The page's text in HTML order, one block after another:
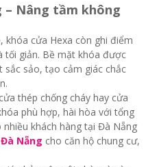
– Nâng tầm không
khóa cửa Hexa còn ghi điểm
tối giản. Bề mặt khóa được
sảo, tạo cảm giác chắc
thép chống cháy hay cửa
phù hợp, hài hòa với tổng
khách hàng tại Đà Nẵng
Nẵng cho căn hộ chung cư,